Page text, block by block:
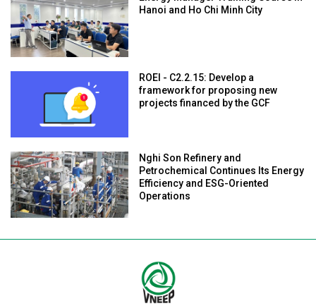
Hanoi and Ho Chi Minh City
ROEI - C2.2.15: Develop a
framework for proposing new
projects financed by the GCF
Nghi Son Refinery and
Petrochemical Continues Its Energy
Efficiency and ESG-Oriented
Operations